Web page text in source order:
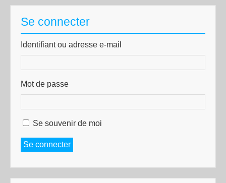
Se connecter
Identifiant ou adresse e-mail
Mot de passe
Se souvenir de moi
Se connecter